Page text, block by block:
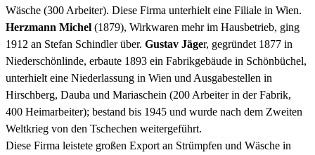
Wäsche (300 Arbeiter). Diese Firma unterhielt eine Filiale in Wien.
Herzmann Michel (1879), Wirkwaren mehr im Hausbetrieb, ging
1912 an Stefan Schindler über. Gustav Jäger, gegründet 1877 in
Niederschönlinde, erbaute 1893 ein Fabrikgebäude in Schönbüchel,
unterhielt eine Niederlassung in Wien und Ausgabestellen in
Hirschberg, Dauba und Mariaschein (200 Arbeiter in der Fabrik,
400 Heimarbeiter); bestand bis 1945 und wurde nach dem Zweiten
Weltkrieg von den Tschechen weitergeführt.
Diese Firma leistete großen Export an Strümpfen und Wäsche in